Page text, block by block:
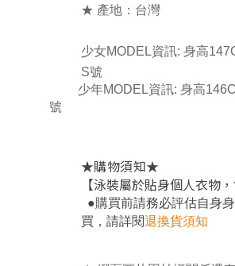
★ 產地：台灣
少女MODEL資訊: 身高
S號
少年MODEL資訊: 身高
號
★購物須知★
【泳裝屬於貼身個人衣物
●購買前請務必評估自身
買 ， 請詳閱退換貨須知